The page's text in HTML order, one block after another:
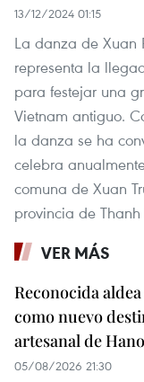
13/12/2024 01:15
La danza de Xuan
representa la
para festejar una
Vietnam antiguo.
la danza se ha
celebra
comuna de Xuan
provincia de
VER MÁS
Reconocida
como nuevo
artesanal de
05/08/2026 21:30